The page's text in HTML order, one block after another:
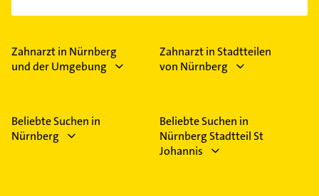
Zahnarzt in Nürnberg
und der Umgebung
Zahnarzt in Stadtteilen
von Nürnberg
Beliebte Suchen in
Nürnberg
Beliebte Suchen in
Nürnberg Stadtteil St
Johannis